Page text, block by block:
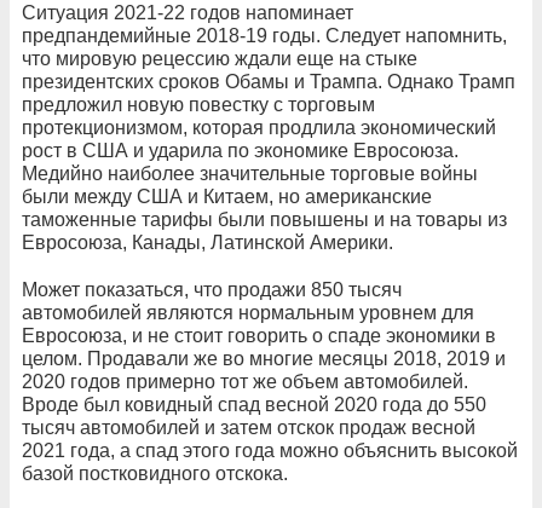
Ситуация 2021-22 годов напоминает
предпандемийные 2018-19 годы. Следует напомнить,
что мировую рецессию ждали еще на стыке
президентских сроков Обамы и Трампа. Однако Трамп
предложил новую повестку с торговым
протекционизмом, которая продлила экономический
рост в США и ударила по экономике Евросоюза.
Медийно наиболее значительные торговые войны
были между США и Китаем, но американские
таможенные тарифы были повышены и на товары из
Евросоюза, Канады, Латинской Америки.
Может показаться, что продажи 850 тысяч
автомобилей являются нормальным уровнем для
Евросоюза, и не стоит говорить о спаде экономики в
целом. Продавали же во многие месяцы 2018, 2019 и
2020 годов примерно тот же объем автомобилей.
Вроде был ковидный спад весной 2020 года до 550
тысяч автомобилей и затем отскок продаж весной
2021 года, а спад этого года можно объяснить высокой
базой постковидного отскока.